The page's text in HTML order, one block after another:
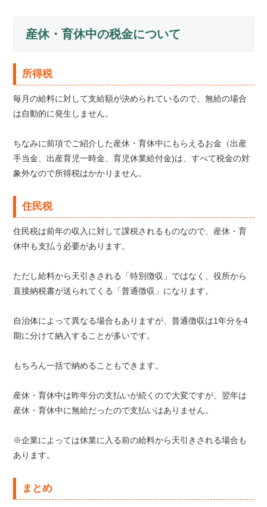
産休・育休中の税金について
所得税
毎月の給料に対して支給額が決められているので、無給の場合
は自動的に発生しません。
ちなみに前項でご紹介した産休・育休中にもらえるお金（出産
手当金、出産育児一時金、育児休業給付金)は、すべて税金の対
象外なので所得税はかかりません。
住民税
住民税は前年の収入に対して課税されるものなので、産休・育
休中も支払う必要があります。
ただし給料から天引きされる「特別徴収」ではなく、役所から
直接納税書が送られてくる「普通徴収」になります。
自治体によって異なる場合もありますが、普通徴収は1年分を4
期に分けて納入することが多いです。
もちろん一括で納めることもできます。
産休・育休中は昨年分の支払いが続くので大変ですが、翌年は
産休・育休中に無給だったので支払いはありません。
※企業によっては休業に入る前の給料から天引きされる場合も
あります。
まとめ